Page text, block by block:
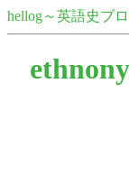
hellog～英語史ブ